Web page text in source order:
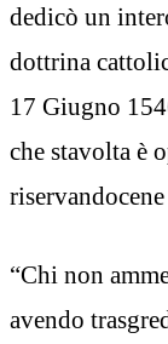
dedicò un
dottrina
17 Giugno
che stavolta è
“Chi non
avendo